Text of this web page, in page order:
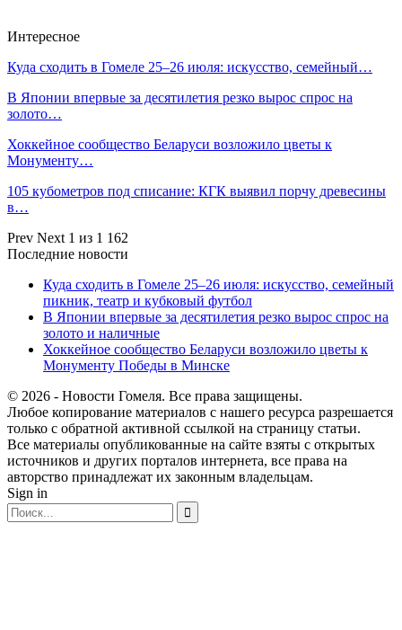
Интересное
Куда сходить в Гомеле 25–26 июля: искусство, семейный…
В Японии впервые за десятилетия резко вырос спрос на
золото…
Хоккейное сообщество Беларуси возложило цветы к
Монументу…
105 кубометров под списание: КГК выявил порчу древесины
в…
Prev Next 1 из 1 162
Последние новости
Куда сходить в Гомеле 25–26 июля: искусство, семейный
пикник, театр и кубковый футбол
В Японии впервые за десятилетия резко вырос спрос на
золото и наличные
Хоккейное сообщество Беларуси возложило цветы к
Монументу Победы в Минске
© 2026 - Новости Гомеля. Все права защищены.
Любое копирование материалов с нашего ресурса разрешается
только с обратной активной ссылкой на страницу статьи.
Все материалы опубликованные на сайте взяты с открытых
источников и других порталов интернета, все права на
авторство принадлежат их законным владельцам.
Sign in